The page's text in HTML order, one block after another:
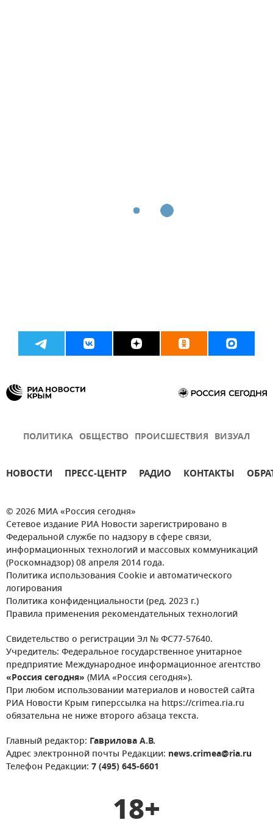
ПОЛИТИКА ОБЩЕСТВО ПРОИСШЕСТВИЯ ВИЗУАЛ
НОВОСТИ ПРЕСС-ЦЕНТР РАДИО КОНТАКТЫ
© 2026 МИА «Россия сегодня»
Сетевое издание РИА Новости зарегистрировано в
Федеральной службе по надзору в сфере связи,
информационных технологий и массовых коммуникаций
(Роскомнадзор) 08 апреля 2014 года.
Политика использования Cookie и автоматического
логирования
Политика конфиденциальности (ред. 2023 г.)
Правила применения рекомендательных технологий
Свидетельство о регистрации Эл № ФС77-57640.
Учредитель: Федеральное государственное унитарное
предприятие Международное информационное агентство
«Россия сегодня» (МИА «Россия сегодня»).
При любом использовании материалов и новостей сайта
РИА Новости Крым гиперссылка на https://crimea.ria.ru
обязательна не ниже второго абзаца текста.
Главный редактор: Гаврилова А.В.
Адрес электронной почты Редакции: news.crimea@ria.ru
Телефон Редакции: 7 (495) 645-6601